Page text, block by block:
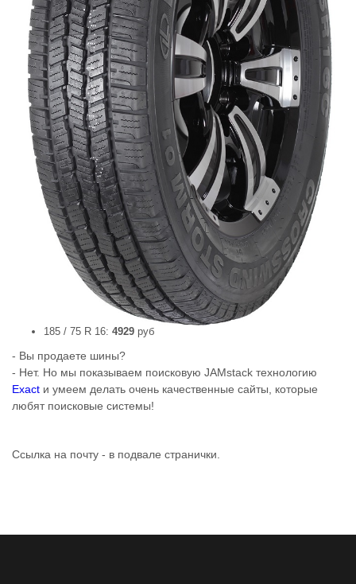
185 / 75 R 16: 4929 руб
- Вы продаете шины?
- Нет. Но мы показываем поисковую JAMstack технологию
Exact и умеем делать очень качественные сайты, которые
любят поисковые системы!
Ссылка на почту - в подвале странички.